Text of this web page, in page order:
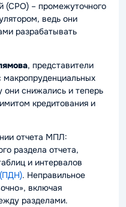
(СРО) – промежуточного
ведь они
разрабатывать
, представители
макропруденциальных
снижались и теперь
кредитования и
отчета МПЛ:
раздела отчета,
и интервалов
(ПДН). Неправильное
включая
разделами.